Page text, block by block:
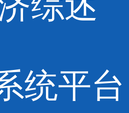
统平台